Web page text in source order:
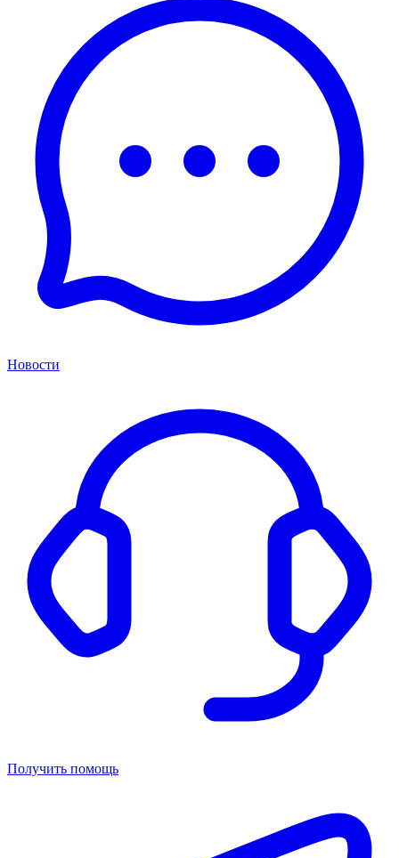
Новости
Получить помощь